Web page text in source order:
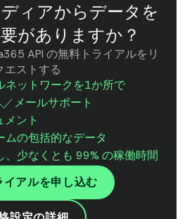
ィアからデータを
がありますか？
API の無料トライアルをリ
エストする
ネットワークを1か所で
メールサポート
メント
ムの包括的なデータ
、少なくとも 99% の稼働時間
イアルを申し込む